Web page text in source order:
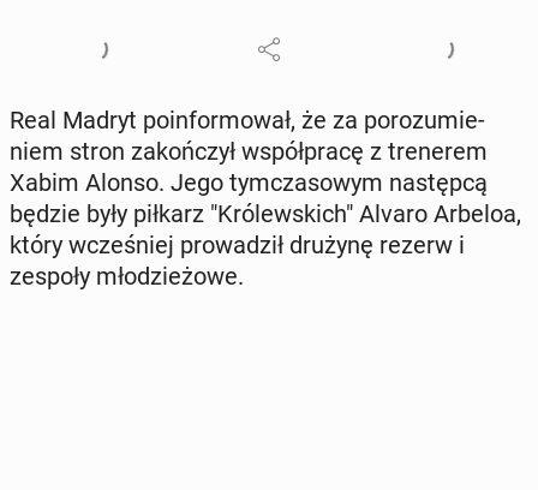
Real Madryt po­in­for­mo­wał, że za po­ro­zu­mie­
niem stron za­koń­czył współ­pra­cę z tre­ne­rem
Xabim Alonso. Jego tym­cza­so­wym na­stęp­cą
będzie były piłkarz "Kró­lew­skich" Alvaro Arbeloa,
który wcze­śniej pro­wa­dził drużynę rezerw i
zespoły mło­dzie­żo­we.